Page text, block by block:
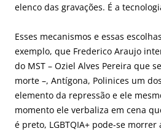
elenco das gravações. É a
Esses mecanismos e essas
exemplo, que Frederico Araujo
do MST – Oziel Alves Pereira que
morte –, Antígona, Polinices um
elemento da repressão e ele
momento ele verbaliza em cena
é preto, LGBTQIA+ pode-se